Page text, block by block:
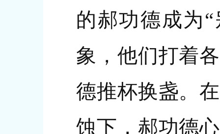
的郝功德成为
象，他们打着
德推杯换盏。
蚀下，郝功德